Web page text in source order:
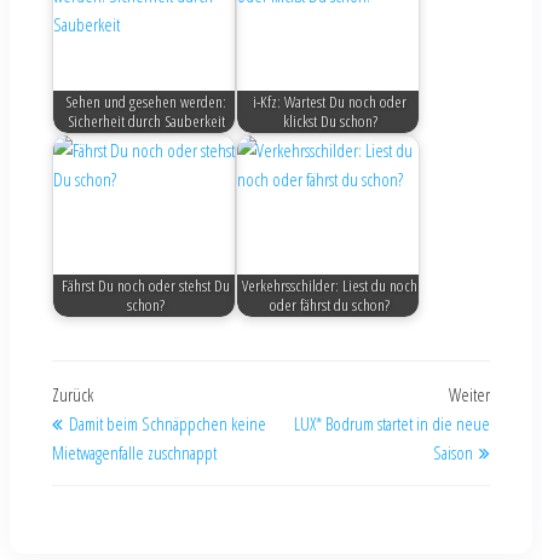
Sehen und gesehen werden:
Sicherheit durch Sauberkeit
i-Kfz: Wartest Du noch oder
klickst Du schon?
Fährst Du noch oder stehst Du
schon?
Verkehrsschilder: Liest du noch
oder fährst du schon?
Zurück
Damit beim Schnäppchen keine
Mietwagenfalle zuschnappt
Weiter
LUX* Bodrum startet in die neue
Saison